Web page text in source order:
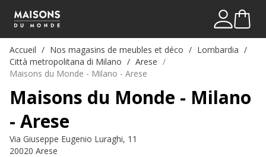
Mon
Me
Accueil Nos magasins de meubles et déco
Lombardia
Città metropolitana di Milano
Arese
Maisons du Monde - Milano - Arese
Maisons du Monde - Milano
- Arese
Via Giuseppe Eugenio Luraghi, 11
20020 Arese